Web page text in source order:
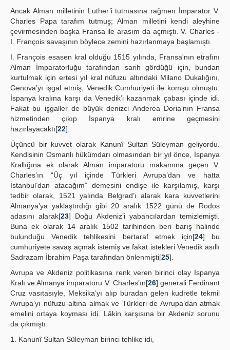
Ancak Alman milletinin Luther’i tutmasına rağmen İmparator V.
Charles Papa tarafım tutmuş; Alman milletini kendi aleyhine
çevirmesinden başka Fransa ile arasım da açmıştı. V. Charles -
I. François savaşının böylece zemini hazırlanmaya başlamıştı.
I. François esasen kral olduğu 1515 yılında, Fransa'nın etrafını
Alman İmparatorluğu tarafından sarih gördüğü için, bundan
kurtulmak için ertesi yıl kral nüfuzu altındaki Milano Dukalığını,
Genova’yı işgal etmiş, Venedik Cumhuriyeti ile komşu olmuştu.
İspanya kralına karşı da Venedik’i kazanmak çabası içinde idi.
Fakat bu işgaller de büyük denizci Anderea Doria’nın Fransa
hizmetinden çıkıp İspanya kralı emrine geçmesini
hazırlayacaktı[22].
Üçüncü bir kuvvet olarak Kanunî Sultan Süleyman geliyordu.
Kendisinin Osmanlı hükümdarı olmasından bir yıl önce, İspanya
Krallığına ek olarak Alman imparatoru makamına geçen V.
Charles’ın “Üç yıl içinde Türkleri Avrupa’dan ve hatta
İstanbul’dan atacağım” demesini endişe ile karşılamış, karşı
tedbir olarak, 1521 yalında Belgrad’ı alarak kara kuvvetlerini
Almanya’ya yaklaştırdığı gibi 20 aralık 1522 günü de Rodos
adasını alarak[23] Doğu Akdeniz’i yabancılardan temizlemişti.
Buna ek olarak 14 aralık 1502 tarihinden beri barış halinde
bulunduğu Venedik tehlikesini bertaraf etmek için[24] bu
cumhuriyete savaş açmak istemiş ve fakat istekleri Venedik asıllı
Sadrazam İbrahim Paşa tarafından önlenmişti[25].
Avrupa ve Akdeniz politikasına renk veren birinci olay İspanya
Kralı ve Almanya imparatoru V. Charles’ın[26] generali Ferdinant
Cruz vasıtasıyle, Meksika’yı alıp buradan gelen kudretle tekmil
Avrupa’yı nüfuzu altına almak ve Türkleri de Avrupa’dan atmak
emelini ortaya koyması idi. Lâkin karşısına bir Akdeniz sorunu
da çıkmıştı:
1. Kanunî Sultan Süleyman birinci tehlike idi,